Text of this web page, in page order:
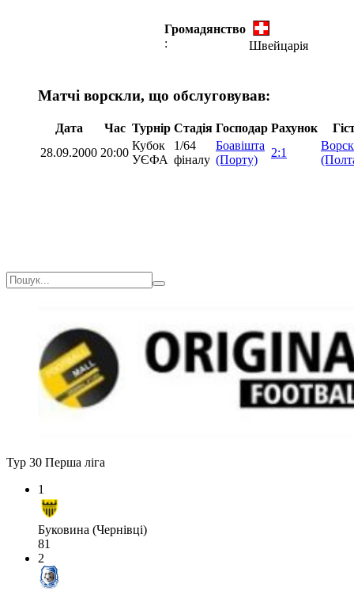
Громадянство
:
Швейцарія
Матчі ворскли, що обслуговував:
Дата Час Турнір Стадія Господар Рахунок
28.09.2000 20:00
Кубок
УЄФА
1/64
фіналу
Боавішта
(Порту)
2:1
Тур 30 Перша ліга
1
Буковина (Чернівці)
81
2